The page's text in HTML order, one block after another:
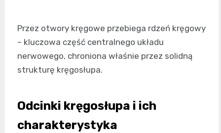
Przez otwory kręgowe przebiega rdzeń kręgowy
– kluczowa część centralnego układu
nerwowego, chroniona właśnie przez solidną
strukturę kręgosłupa.
Odcinki kręgosłupa i ich
charakterystyka